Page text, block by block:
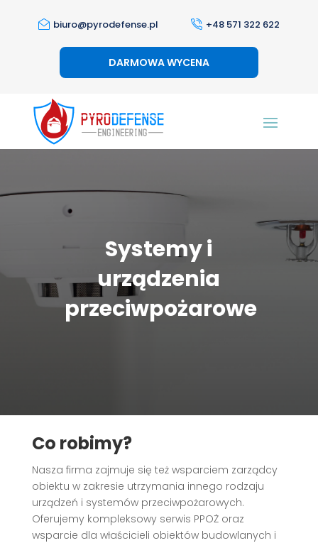
biuro@pyrodefense.pl +48 571 322 622
DARMOWA WYCENA
Systemy i
urządzenia
przeciwpożarowe
Co robimy?
Nasza firma zajmuje się też wsparciem zarządcy
obiektu w zakresie utrzymania innego rodzaju
urządzeń i systemów przeciwpożarowych.
Oferujemy kompleksowy serwis PPOŻ oraz
wsparcie dla właścicieli obiektów budowlanych i